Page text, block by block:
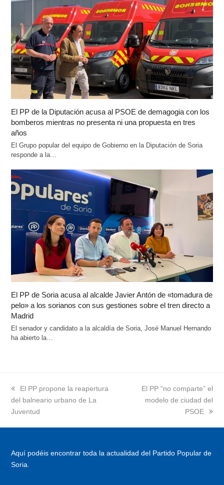
El PP de la Diputación acusa al PSOE de demagogia con los
bomberos mientras no presenta ni una propuesta en tres
años
El Grupo popular del equipo de Gobierno en la Diputación de Soria
responde a la…
El PP de Soria acusa al alcalde Javier Antón de «tomadura de
pelo» a los sorianos con sus gestiones sobre el tren directo a
Madrid
El senador y candidato a la alcaldía de Soria, José Manuel Hernando
ha abierto la…
previous
post:
El PP propone la reapertura
del balneario urbano de La
Juventud
next
post:
El PP “no comparte” el
modelo de ciudad del
PSOE
Aquí podéis encontrar toda la actualidad del Partido Popular de
Soria.